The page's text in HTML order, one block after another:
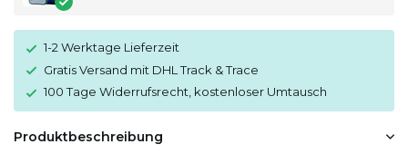
1-2 Werktage Lieferzeit
Gratis Versand mit DHL Track & Trace
100 Tage Widerrufsrecht, kostenloser Umtausch
Produktbeschreibung